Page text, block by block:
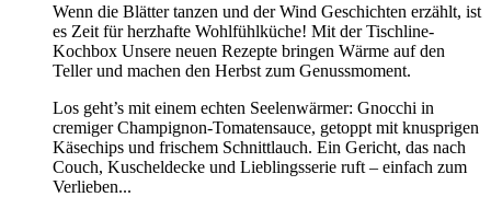
Wenn die Blätter tanzen und der Wind Geschichten erzählt, ist
es Zeit für herzhafte Wohlfühlküche! Mit der Tischline-
Kochbox Unsere neuen Rezepte bringen Wärme auf den
Teller und machen den Herbst zum Genussmoment.
Los geht’s mit einem echten Seelenwärmer: Gnocchi in
cremiger Champignon-Tomatensauce, getoppt mit knusprigen
Käsechips und frischem Schnittlauch. Ein Gericht, das nach
Couch, Kuscheldecke und Lieblingsserie ruft – einfach zum
Verlieben...